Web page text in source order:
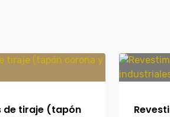
de tiraje (tapón